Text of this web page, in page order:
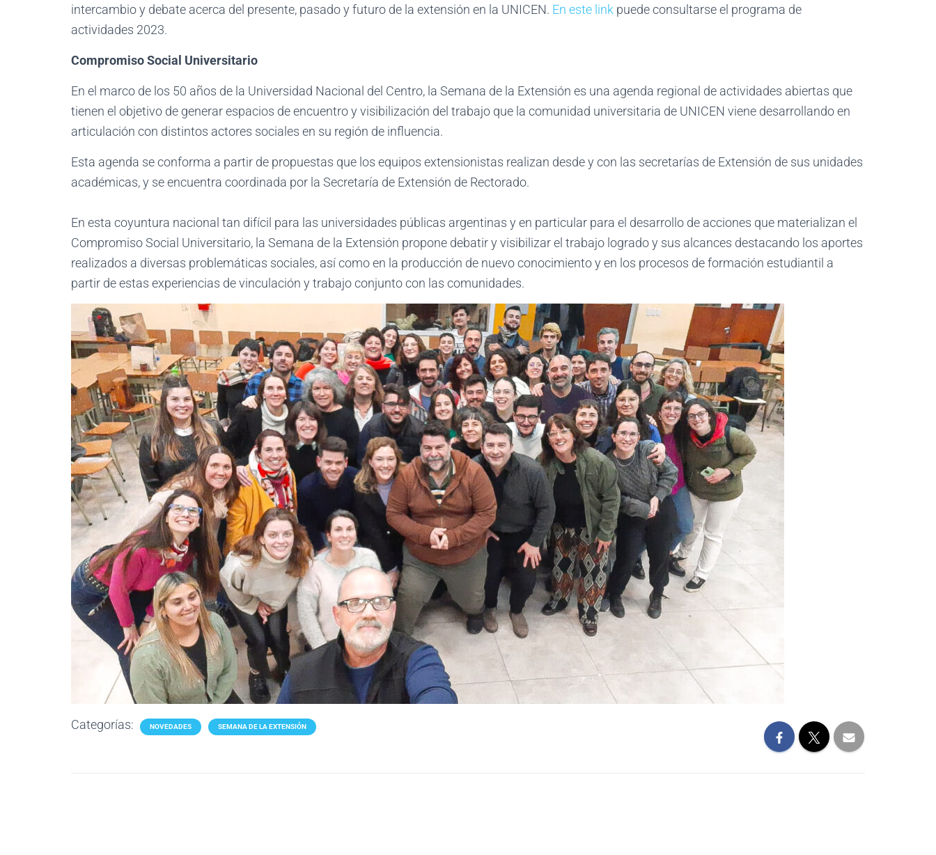
intercambio y debate acerca del presente, pasado y futuro de la extensión en la UNICEN. En este link puede consultarse el programa de
actividades 2023.
Compromiso Social Universitario
En el marco de los 50 años de la Universidad Nacional del Centro, la Semana de la Extensión es una agenda regional de actividades abiertas que
tienen el objetivo de generar espacios de encuentro y visibilización del trabajo que la comunidad universitaria de UNICEN viene desarrollando en
articulación con distintos actores sociales en su región de influencia.
Esta agenda se conforma a partir de propuestas que los equipos extensionistas realizan desde y con las secretarías de Extensión de sus unidades
académicas, y se encuentra coordinada por la Secretaría de Extensión de Rectorado.
En esta coyuntura nacional tan difícil para las universidades públicas argentinas y en particular para el desarrollo de acciones que materializan el
Compromiso Social Universitario, la Semana de la Extensión propone debatir y visibilizar el trabajo logrado y sus alcances destacando los aportes
realizados a diversas problemáticas sociales, así como en la producción de nuevo conocimiento y en los procesos de formación estudiantil a
partir de estas experiencias de vinculación y trabajo conjunto con las comunidades.
Categorías: NOVEDADES SEMANA DE LA EXTENSIÓN